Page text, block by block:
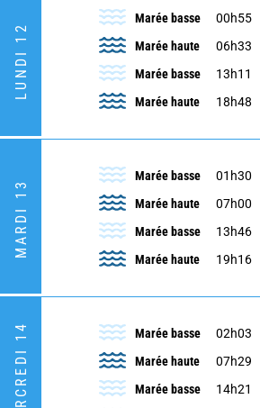
LUNDI 12
Marée basse 00h55
Marée haute
06h33
Marée basse 13h11
Marée haute
18h48
MARDI 13
Marée basse 01h30
Marée haute
07h00
Marée basse 13h46
Marée haute
19h16
MERCREDI 14 Marée basse 02h03
Marée haute
07h29
Marée basse 14h21